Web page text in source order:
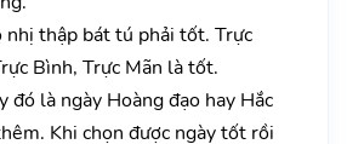
nhị thập bát tú phải tốt. Trực
Bình, Trực Mãn là tốt.
đó là ngày Hoàng đạo hay Hắc
Khi chọn được ngày tốt rồi